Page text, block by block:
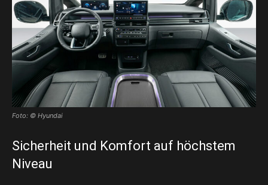
Foto: © Hyundai
Sicherheit und Komfort auf höchstem
Niveau